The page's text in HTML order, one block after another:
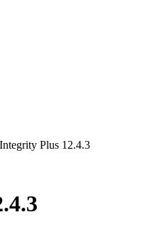
Integrity Plus 12.4.3